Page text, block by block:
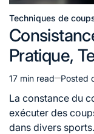
Posted
in
Techniques de
Pratique,
Estimated
read
time
17 min read Posted
La constance du
exécuter des
dans divers